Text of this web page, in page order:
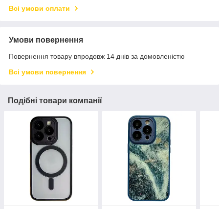
Всі умови оплати
Умови повернення
Повернення товару впродовж 14 днів за домовленістю
Всі умови повернення
Подібні товари компанії